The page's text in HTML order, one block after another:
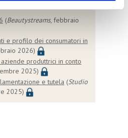
(Beautystreams, febbraio
e profilo dei consumatori in
2026)
produttrici in conto
2025)
e tutela (Studio
2025)